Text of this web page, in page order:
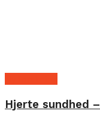
Hjerte sundhed